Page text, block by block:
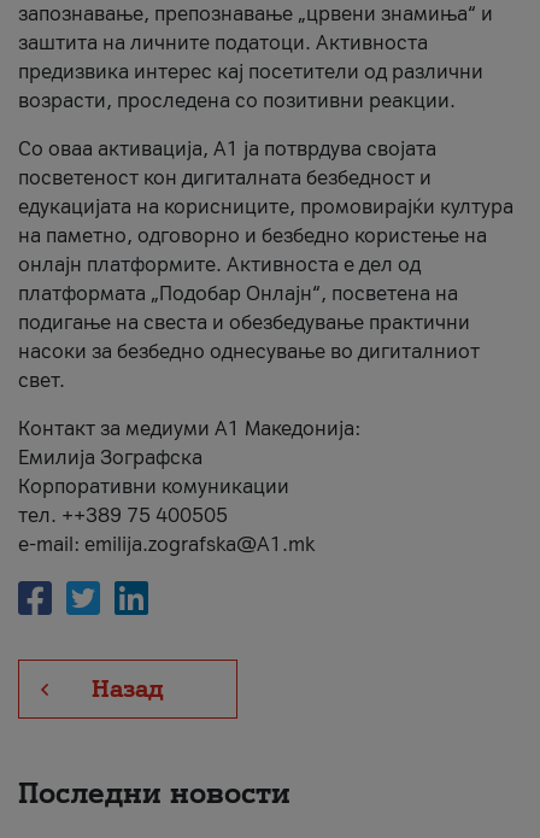
запознавање, препознавање „црвени знамиња“ и
заштита на личните податоци. Активноста
предизвика интерес кај посетители од различни
возрасти, проследена со позитивни реакции.
Со оваа активација, А1 ја потврдува својата
посветеност кон дигиталната безбедност и
едукацијата на корисниците, промовирајќи култура
на паметно, одговорно и безбедно користење на
онлајн платформите. Активноста е дел од
платформата „Подобар Онлајн“, посветена на
подигање на свеста и обезбедување практични
насоки за безбедно однесување во дигиталниот
свет.
Контакт за медиуми А1 Македонија:
Емилија Зографска
Корпоративни комуникации
тел. ++389 75 400505
e-mail: emilija.zografska@A1.mk
Назад
Последни новости